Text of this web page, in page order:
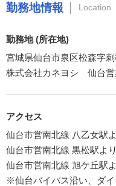
勤務地情報 Location
勤務地 (所在地)
宮城県仙台市泉区松森字
株式会社カネヨシ 仙台営
アクセス
仙台市営南北線 八乙女駅
仙台市営南北線 黒松駅よ
仙台市営南北線 旭ケ丘駅
※仙台バイパス沿い、ダイ